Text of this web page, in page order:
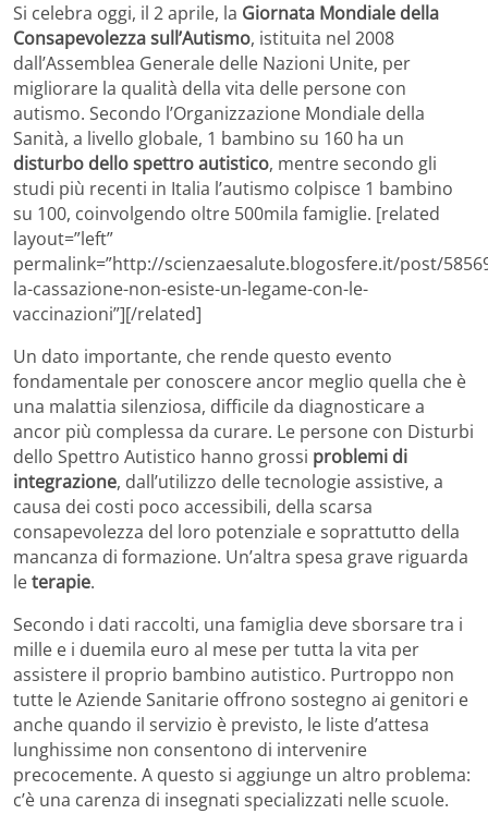
Si celebra oggi, il 2 aprile, la Giornata Mondiale della
Consapevolezza sull’Autismo, istituita nel 2008
dall’Assemblea Generale delle Nazioni Unite, per
migliorare la qualità della vita delle persone con
autismo. Secondo l’Organizzazione Mondiale della
Sanità, a livello globale, 1 bambino su 160 ha un
disturbo dello spettro autistico, mentre secondo gli
studi più recenti in Italia l’autismo colpisce 1 bambino
su 100, coinvolgendo oltre 500mila famiglie. [related
layout=”left”
permalink=”http://scienzaesalute.blogosfere.it/post/
la-cassazione-non-esiste-un-legame-con-le-
vaccinazioni”][/related]
Un dato importante, che rende questo evento
fondamentale per conoscere ancor meglio quella che è
una malattia silenziosa, difficile da diagnosticare a
ancor più complessa da curare. Le persone con Disturbi
dello Spettro Autistico hanno grossi problemi di
integrazione, dall’utilizzo delle tecnologie assistive, a
causa dei costi poco accessibili, della scarsa
consapevolezza del loro potenziale e soprattutto della
mancanza di formazione. Un’altra spesa grave riguarda
leterapie.
Secondo i dati raccolti, una famiglia deve sborsare tra i
mille e i duemila euro al mese per tutta la vita per
assistere il proprio bambino autistico. Purtroppo non
tutte le Aziende Sanitarie offrono sostegno ai genitori e
anche quando il servizio è previsto, le liste d’attesa
lunghissime non consentono di intervenire
precocemente. A questo si aggiunge un altro problema:
c’è una carenza di insegnati specializzati nelle scuole.